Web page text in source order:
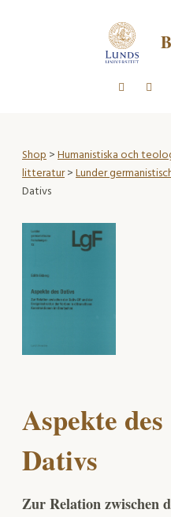
Shop>Humanistiska och
litteratur>Lunder
Dativs
Aspekte des
Dativs
Zur Relation zwischen